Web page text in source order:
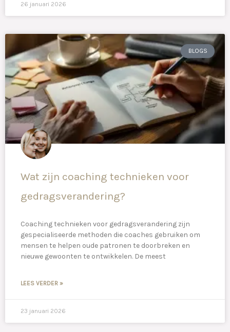
26 januari 2026
BLOGS
Wat zijn coaching technieken voor
gedragsverandering?
Coaching technieken voor gedragsverandering zijn
gespecialiseerde methoden die coaches gebruiken om
mensen te helpen oude patronen te doorbreken en
nieuwe gewoonten te ontwikkelen. De meest
LEES VERDER »
23 januari 2026